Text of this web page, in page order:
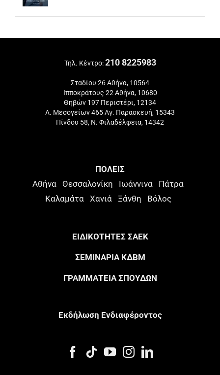
Τηλ. Κέντρο:210 8225983
Σταδίου 26 Αθήνα, 10564
Ιπποκράτους 22 Αθήνα, 10680
Θηβών 197 Περιστέρι, 12134
Λ. Μεσογείων 465 Αγ. Παρασκευή, 15343
Πίνδου 58, Ν. Φιλαδέλφεια, 14342
ΠΟΛΕΙΣ
Αθήνα Θεσσαλονίκη Ιωάννινα
Πάτρα
Καλαμάτα
Χανιά Ξάνθη Βόλος
ΕΙΔΙΚΟΤΗΤΕΣ ΣΑΕΚ
ΣΕΜΙΝΑΡΙΑ ΚΔΒΜ
ΓΡΑΜΜΑΤΕΙΑ ΣΠΟΥΔΩΝ
Eκδήλωση Eνδιαφέροντος